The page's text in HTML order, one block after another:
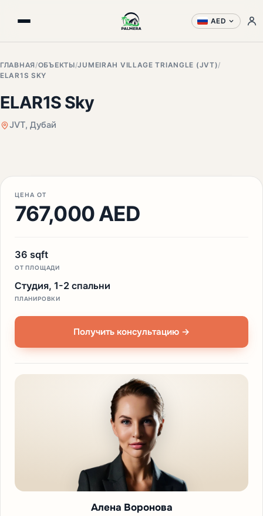
AED
ГЛАВНАЯ /ОБЪЕКТЫ/JUMEIRAH VILLAGE TRIANGLE (JVT)/
ELAR1S SKY
ELAR1S Sky
JVT, Дубай
ЦЕНА ОТ
767,000 AED
36 sqft
ОТ ПЛОЩАДИ
Студия, 1-2 спальни
ПЛАНИРОВКИ
Получить консультацию →
Алена Воронова